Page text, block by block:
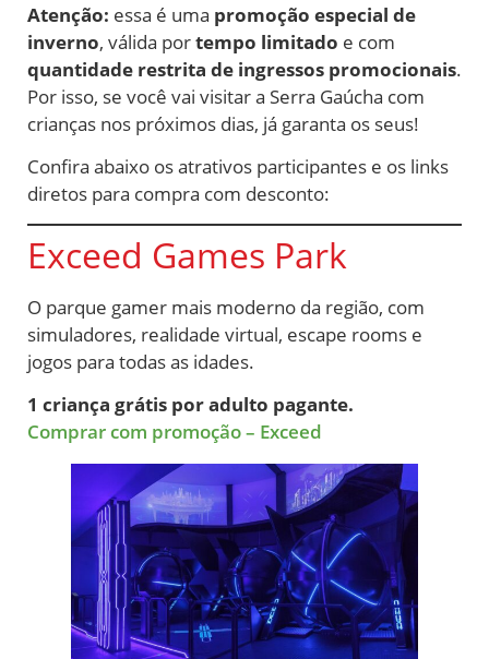
Atenção: essa é uma promoção especial de
inverno, válida portempo limitado e com
quantidade restrita de ingressos promocionais.
Por isso, se você vai visitar a Serra Gaúcha com
crianças nos próximos dias, já garanta os seus!
Confira abaixo os atrativos participantes e os links
diretos para compra com desconto:
Exceed Games Park
O parque gamer mais moderno da região, com
simuladores, realidade virtual, escape rooms e
jogos para todas as idades.
1 criança grátis por adulto pagante.
Comprar com promoção – Exceed